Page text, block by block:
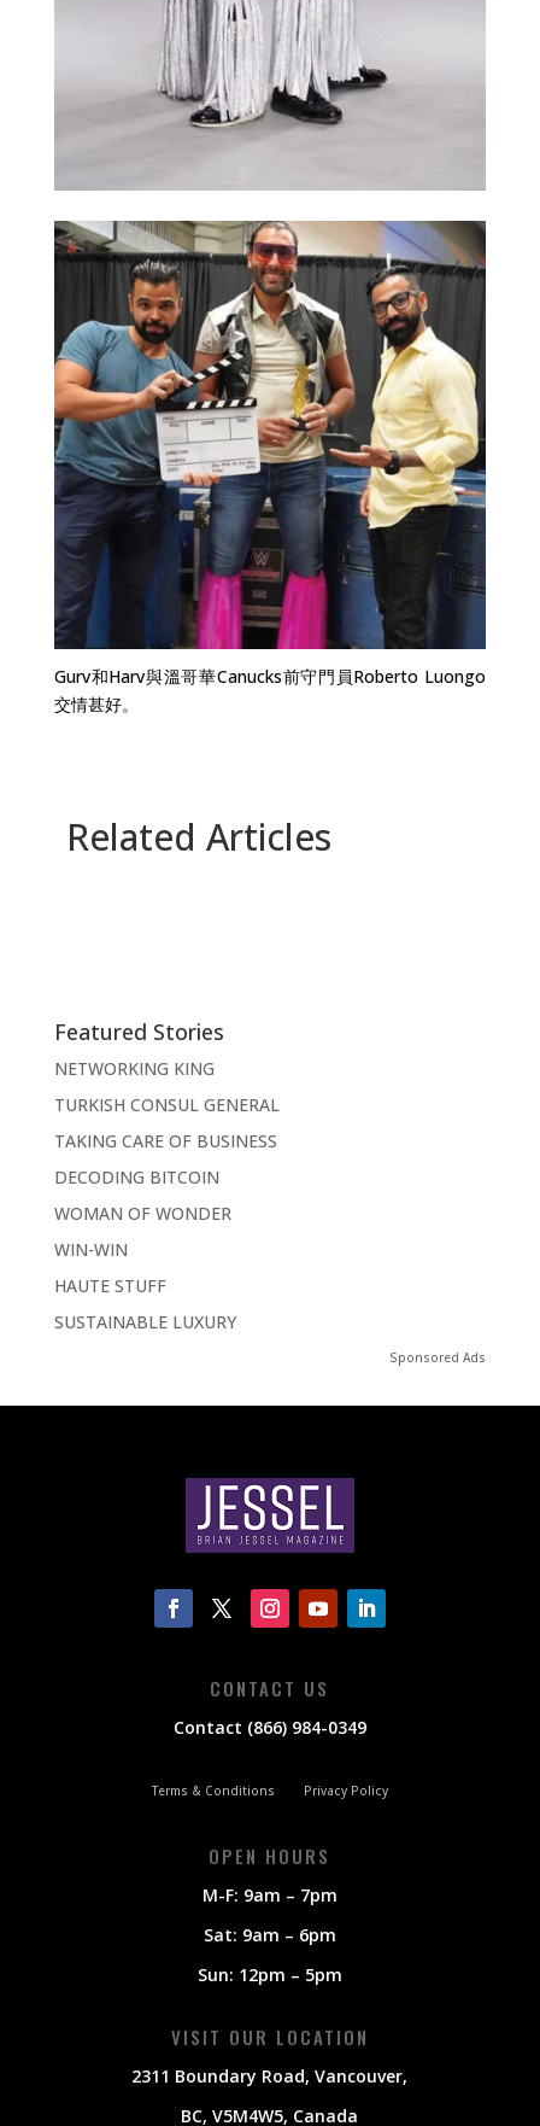
Gurv和Harv與溫哥華Canucks前守門員Roberto Luongo
交情甚好。
Related Articles
Featured Stories
NETWORKING KING
TURKISH CONSUL GENERAL
TAKING CARE OF BUSINESS
DECODING BITCOIN
WOMAN OF WONDER
WIN-WIN
HAUTE STUFF
SUSTAINABLE LUXURY
Sponsored Ads
CONTACT US
Contact (866) 984-0349
Terms & Conditions Privacy Policy
OPEN HOURS
M-F: 9am – 7pm
Sat: 9am – 6pm
Sun: 12pm – 5pm
VISIT OUR LOCATION
2311 Boundary Road, Vancouver,
BC, V5M4W5, Canada